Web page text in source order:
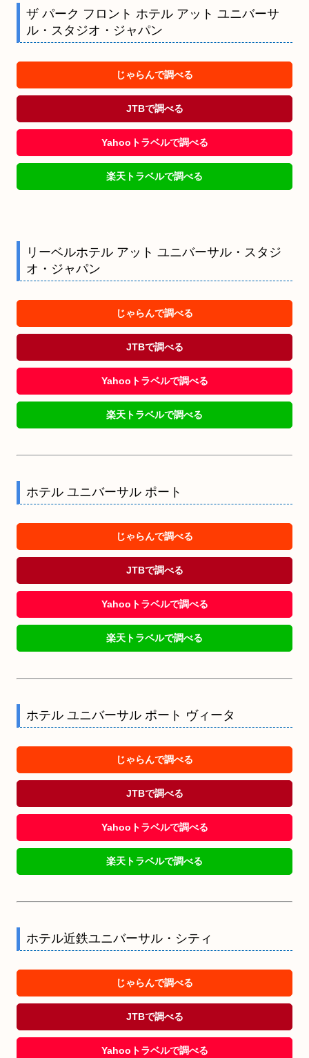
ザ パーク フロント ホテル アット ユニバーサ
ル・スタジオ・ジャパン
じゃらんで調べる
JTBで調べる
Yahooトラベルで調べる
楽天トラベルで調べる
リーベルホテル アット ユニバーサル・スタジ
オ・ジャパン
じゃらんで調べる
JTBで調べる
Yahooトラベルで調べる
楽天トラベルで調べる
ホテル ユニバーサル ポート
じゃらんで調べる
JTBで調べる
Yahooトラベルで調べる
楽天トラベルで調べる
ホテル ユニバーサル ポート ヴィータ
じゃらんで調べる
JTBで調べる
Yahooトラベルで調べる
楽天トラベルで調べる
ホテル近鉄ユニバーサル・シティ
じゃらんで調べる
JTBで調べる
Yahooトラベルで調べる